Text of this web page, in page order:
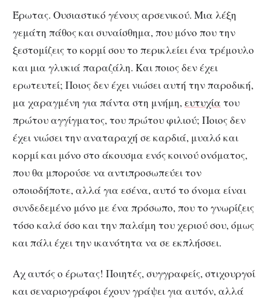
Έρωτας. Ουσιαστικό γένους αρσενικού. Μια λέξη
γεμάτη πάθος και συναίσθημα, που μόνο που την
ξεστομίζεις το κορμί σου το περικλείει ένα τρέμουλο
και μια γλυκιά παραζάλη. Και ποιος δεν έχει
ερωτευτεί; Ποιος δεν έχει νιώσει αυτή την παροδική,
μα χαραγμένη για πάντα στη μνήμη,ευτυχία του
πρώτου αγγίγματος, του πρώτου φιλιού; Ποιος δεν
έχει νιώσει την αναταραχή σε καρδιά, μυαλό και
κορμί και μόνο στο άκουσμα ενός κοινού ονόματος,
που θα μπορούσε να αντιπροσωπεύει τον
οποιοδήποτε, αλλά για εσένα, αυτό το όνομα είναι
συνδεδεμένο μόνο με ένα πρόσωπο, που το γνωρίζεις
τόσο καλά όσο και την παλάμη του χεριού σου, όμως
και πάλι έχει την ικανότητα να σε εκπλήσσει.
Αχ αυτός ο έρωτας! Ποιητές, συγγραφείς, στιχουργοί
και σεναριογράφοι έχουν γράψει για αυτόν, αλλά